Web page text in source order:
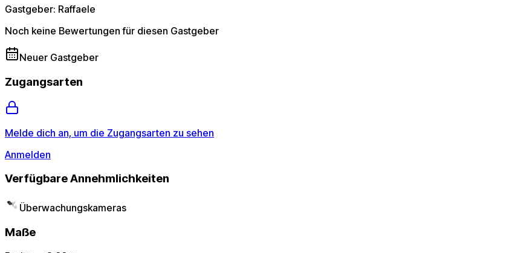
Gastgeber: Raffaele
Noch keine Bewertungen für diesen Gastgeber
Neuer Gastgeber
Zugangsarten
Melde dich an, um die Zugangsarten zu sehen
Anmelden
Verfügbare Annehmlichkeiten
Überwachungskameras
Maße